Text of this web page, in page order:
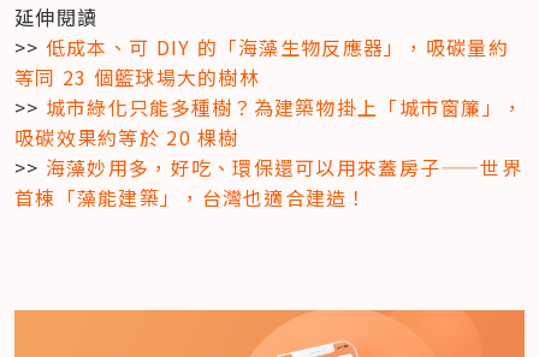
延伸閱讀
>> 低成本、可 DIY 的「海藻生物反應器」，吸碳量約
等同 23 個籃球場大的樹林
>> 城市綠化只能多種樹？為建築物掛上「城市窗簾」，
吸碳效果約等於 20 棵樹
>> 海藻妙用多，好吃、環保還可以用來蓋房子——世界
首棟「藻能建築」，台灣也適合建造！